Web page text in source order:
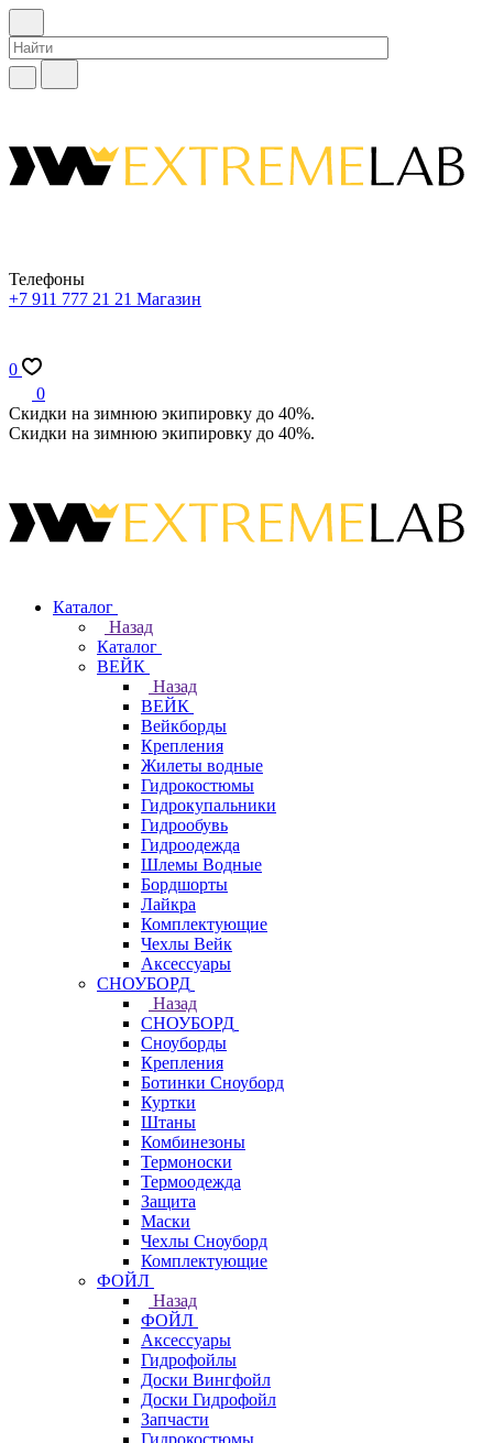
Телефоны
+7 911 777 21 21 Магазин
0
0
Скидки на зимнюю экипировку до 40%.
Скидки на зимнюю экипировку до 40%.
Каталог
Назад
Каталог
ВЕЙК
Назад
ВЕЙК
Вейкборды
Крепления
Жилеты водные
Гидрокостюмы
Гидрокупальники
Гидрообувь
Гидроодежда
Шлемы Водные
Бордшорты
Лайкра
Комплектующие
Чехлы Вейк
Аксессуары
СНОУБОРД
Назад
СНОУБОРД
Сноуборды
Крепления
Ботинки Сноуборд
Куртки
Штаны
Комбинезоны
Термоноски
Термоодежда
Защита
Маски
Чехлы Сноуборд
Комплектующие
ФОЙЛ
Назад
ФОЙЛ
Аксессуары
Гидрофойлы
Доски Вингфойл
Доски Гидрофойл
Запчасти
Гидрокостюмы